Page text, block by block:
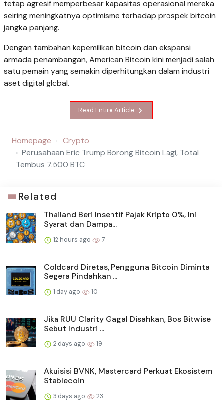
tetap agresif memperbesar kapasitas operasional mereka
seiring meningkatnya optimisme terhadap prospek bitcoin
jangka panjang.
Dengan tambahan kepemilikan bitcoin dan ekspansi
armada penambangan, American Bitcoin kini menjadi salah
satu pemain yang semakin diperhitungkan dalam industri
aset digital global.
Read Entire Article
Homepage
Crypto
Perusahaan Eric Trump Borong Bitcoin Lagi, Total
Tembus 7.500 BTC
Related
Thailand Beri Insentif Pajak Kripto 0%, Ini
Syarat dan Dampa...
12 hours ago 7
Coldcard Diretas, Pengguna Bitcoin Diminta
Segera Pindahkan ...
1 day ago 10
Jika RUU Clarity Gagal Disahkan, Bos Bitwise
Sebut Industri ...
2 days ago 19
Akuisisi BVNK, Mastercard Perkuat Ekosistem
Stablecoin
3 days ago 23